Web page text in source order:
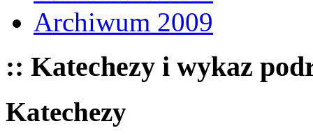
Archiwum 2009
:: Katechezy i wykaz
Katechezy